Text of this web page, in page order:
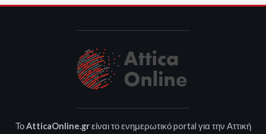
ΤοAtticaOnline.grείναι το ενημερωτικό portal για την Αττική